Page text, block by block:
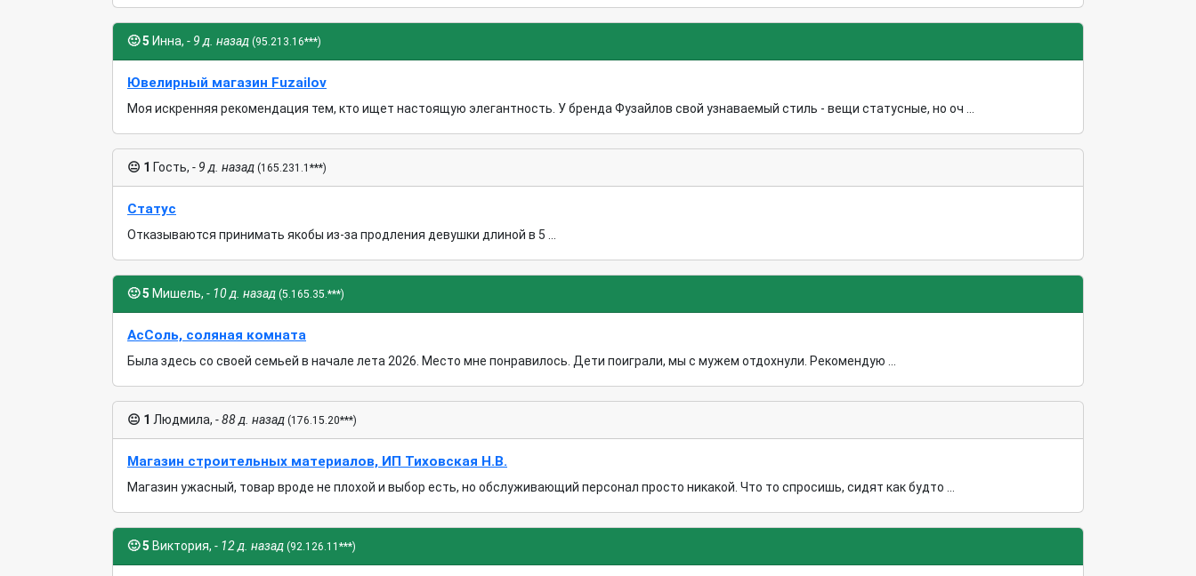
🙂5 Инна, - 9 д. назад (95.213.16***)
Ювелирный магазин Fuzailov
Моя искренняя рекомендация тем, кто ищет настоящую элегантность. У бренда Фузайлов свой узнаваемый стиль - вещи статусные, но оч ...
😐 1 Гость, - 9 д. назад (165.231.1***)
Статус
Отказываются принимать якобы из-за продления девушки длиной в 5 ...
🙂5 Мишель, - 10 д. назад (5.165.35.***)
АсСоль, соляная комната
Была здесь со своей семьей в начале лета 2026. Место мне понравилось. Дети поиграли, мы с мужем отдохнули. Рекомендую ...
😐 1 Людмила, - 88 д. назад (176.15.20***)
Магазин строительных материалов, ИП Тиховская Н.В.
Магазин ужасный, товар вроде не плохой и выбор есть, но обслуживающий персонал просто никакой. Что то спросишь, сидят как будто ...
🙂5 Виктория, - 12 д. назад (92.126.11***)